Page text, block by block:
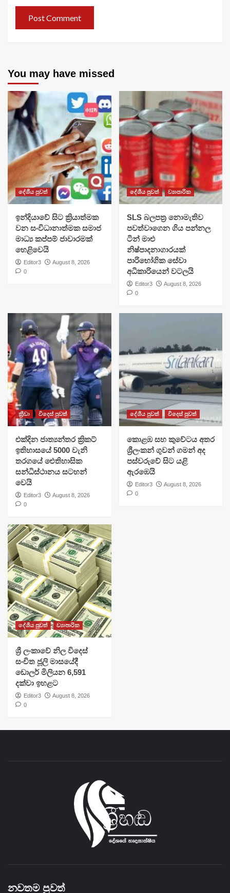
You may have missed
දේශීය පුවත්
​ඉන්දියාවේ සිට ක්‍රියාත්මක
වන සංවිධානාත්මක සමාජ
මාධ්‍ය කප්පම් ජාවාරමක්
හෙළිවෙයි
Editor3
August 8, 2026
0
දේශීය පුවත් ව්‍යාපාරික
SLS බලපත්‍ර නොමැතිව
පවත්වාගෙන ගිය පන්නල
ටින් මාළු
නිෂ්පාදනාගාරයක්
පාරිභෝගික සේවා
අධිකාරියෙන් වටලයි
Editor3
August 8, 2026
0
ක්‍රීඩා විදෙස් පුවත්
එක්දින ජාත්‍යන්තර ක්‍රිකට්
ඉතිහාසයේ 5000 වැනි
තරගයේ ඓතිහාසික
සන්ධිස්ථානය සටහන්
වෙයි
Editor3
August 8, 2026
0
දේශීය පුවත් විදෙස් පුවත්
​කොළඹ සහ කුවේටය අතර
ශ්‍රීලංකන් ගුවන් ගමන් අද
පස්වරුවේ සිට යළි
ඇරඹෙයි
Editor3
August 8, 2026
0
දේශීය පුවත් ව්‍යාපාරික
ශ්‍රී ලංකාවේ නිල විදෙස්
සංචිත ජූලි මාසයේදී
ඩොලර් මිලියන 6,591
දක්වා ඉහළට
Editor3
August 8, 2026
0
නවතම පුවත්